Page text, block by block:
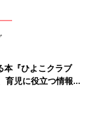
本『ひよこクラブ
児に役立つ情報が